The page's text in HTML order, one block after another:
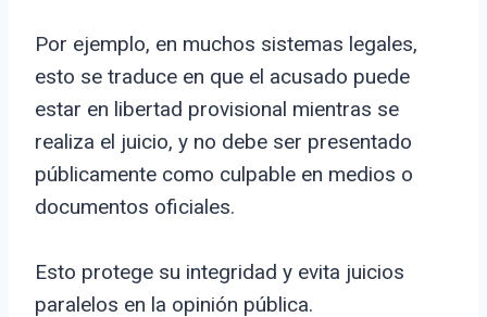
Por ejemplo, en muchos sistemas legales,
esto se traduce en que el acusado puede
estar en libertad provisional mientras se
realiza el juicio, y no debe ser presentado
públicamente como culpable en medios o
documentos oficiales.
Esto protege su integridad y evita juicios
paralelos en la opinión pública.